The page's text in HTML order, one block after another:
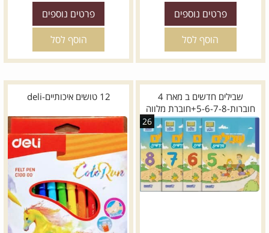
פרטים נוספים
הוסף לסל
פרטים נוספים
הוסף לסל
שבילים חדשים ב מארז 4
חוברות-5-6-7-8+חוברת מלווה
26
12 טושים איכותיים-deli